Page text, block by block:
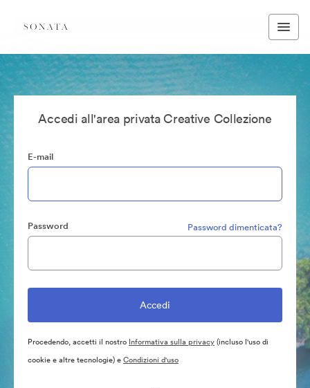
Accedi all'area privata Creative Collezione
E-mail
Password Password dimenticata?
Procedendo, accetti il nostro Informativa sulla privacy(incluso l'uso di
cookie e altre tecnologie) eCondizioni d'uso